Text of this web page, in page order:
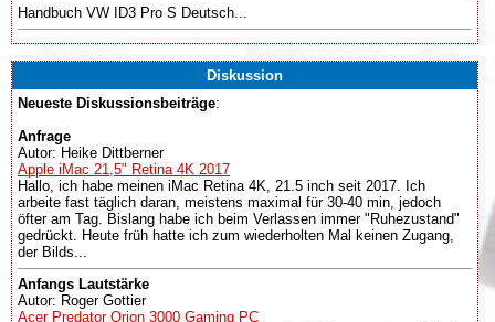
Handbuch VW ID3 Pro S Deutsch...
Diskussion
Neueste Diskussionsbeiträge:
Anfrage
Autor: Heike Dittberner
Apple iMac 21,5" Retina 4K 2017
Hallo, ich habe meinen iMac Retina 4K, 21.5 inch seit 2017. Ich
arbeite fast täglich daran, meistens maximal für 30-40 min, jedoch
öfter am Tag. Bislang habe ich beim Verlassen immer "Ruhezustand"
gedrückt. Heute früh hatte ich zum wiederholten Mal keinen Zugang,
der Bilds...
Anfangs Lautstärke
Autor: Roger Gottier
Acer Predator Orion 3000 Gaming PC